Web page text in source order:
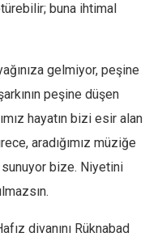
buna ihtimal
gelmiyor, peşine
peşine düşen
hayatın bizi esir alan
aradığımız müziğe
sunuyor bize. Niyetini
divanını Rüknabad